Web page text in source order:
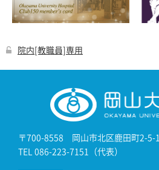
院内[教職員]専用
〒700-8558 岡山市北区鹿田町2-5-1
TEL 086-223-7151（代表）